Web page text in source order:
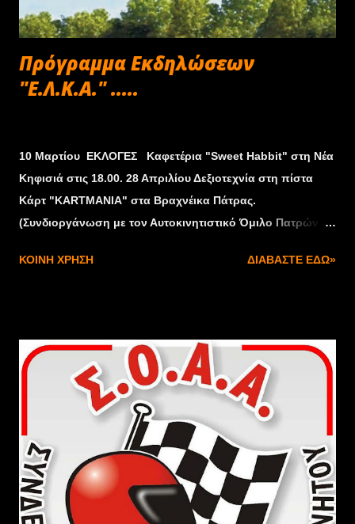
Πρόγραμμα Εκδηλώσεων
"Ε.Λ.Κ.Α." .....
10 Μαρτίου ΕΚΛΟΓΕΣ Καφετέρια "Sweet Habbit" στη Νέα
Κηφισιά στις 18.00. 28 Απριλίου Δεξιοτεχνία στη πίστα
Κάρτ "KARTMANIA" στα Βραχνέικα Πάτρας.
(Συνδιοργάνωση με τον Αυτοκινητιστικό Όμιλο Πατρών
την ΕΛΦ ΦΙΑΤ 500. 7-8-9 Ιουνίου Εκδρομή στα Καλάβρυτα
Σεπτεμβρίου 2ο Μεσογειακό Ράλλυ 15-16-17 Νοεμβρίου
Εκδρομή στο Καρπενήσι Ευρυτανίας. Παρακαλούνται όσα
μέλη της ΕΛΚΑ έχουν σε εκκρεμότητα την συνδρομή για το
2013, να επικοινωνήσουν με το 6977 722 733 Παπαστάθης
Ξενοφών.
ΚΟΙΝΉ ΧΡΉΣΗ ΔΙΑΒΆΣΤΕ ΕΔΏ»